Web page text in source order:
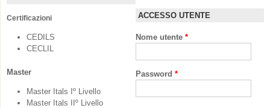
Certificazioni
CEDILS
CECLIL
Master
Master Itals Iº Livello
Master Itals IIº Livello
ACCESSO UTENTE
Nome utente *
Password *